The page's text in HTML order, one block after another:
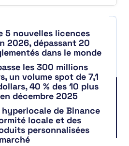
5 nouvelles licences
2026, dépassant 20
dans le monde
les 300 millions
un volume spot de 7,1
40 % des 10 plus
décembre 2025
de Binance
locale et des
personnalisées